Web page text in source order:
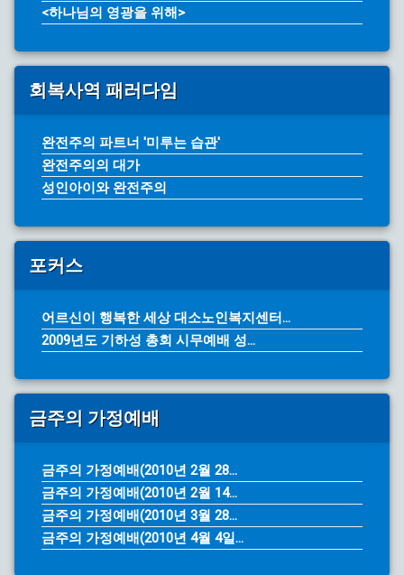
<하나님의 영광을 위해>
회복사역 패러다임
완전주의 파트너 '미루는 습관'
완전주의의 대가
성인아이와 완전주의
포커스
어르신이 행복한 세상 대소노인복지센터...
2009년도 기하성 총회 시무예배 성...
금주의 가정예배
금주의 가정예배(2010년 2월 28...
금주의 가정예배(2010년 2월 14...
금주의 가정예배(2010년 3월 28...
금주의 가정예배(2010년 4월 4일...